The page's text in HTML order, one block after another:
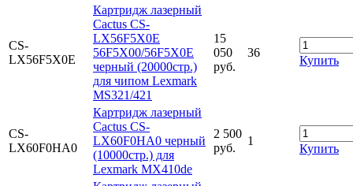
CS-
LX56F5X0E
Картридж лазерный
Cactus CS-
LX56F5X0E
56F5X00/56F5X0E
черный (20000стр.)
для чипом Lexmark
MS321/421
15
050
руб.
36
Купить
CS-
LX60F0HA0
Картридж лазерный
Cactus CS-
LX60F0HA0 черный
(10000стр.) для
Lexmark MX410de
2 500
руб.
1
Купить